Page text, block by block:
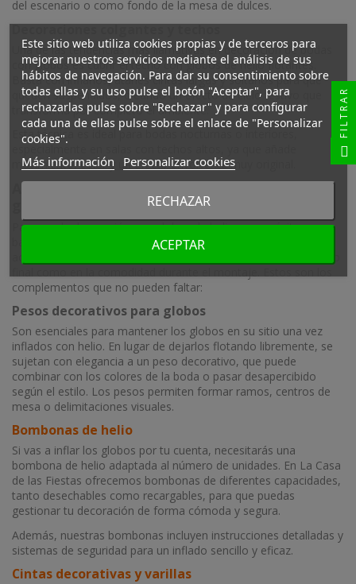
del escenario o como fondo de la mesa de dulces.
Decoraciones colgantes y techos
Una de las tendencias más llamativas en decoración de bodas
con globos es cubrir el techo con globos de helio flotantes.
Basta con inflarlos, atarles cintas largas y soltarlos para que
queden suspendidos, creando un efecto de cielo festivo que
transforma por completo el ambiente.
Esta técnica es ideal para bodas nocturnas o interiores,
movimiento, color y un efecto envolvente muy original.
Accesorios imprescindibles para decorar con
globos de helio en bodas
Para que la decoración con globos de helio sea un éxito, no
basta con elegir los modelos adecuados. Contar con los
complementos que no pueden faltar:
Pesos decorativos para globos
Son esenciales para mantener los globos en su sitio una vez
inflados con helio. En lugar de dejarlos flotando libremente, se
sujetan con elegancia a un peso decorativo, que puede
combinar con los colores de la boda o pasar desapercibido
según el estilo. Los pesos permiten formar ramos, centros de
mesa o delimitaciones visuales.
Bombonas de helio
Si vas a inflar los globos por tu cuenta, necesitarás una
bombona de helio adaptada al número de unidades. En La Casa
de las Fiestas ofrecemos bombonas de diferentes capacidades,
tanto desechables como recargables, para que puedas
gestionar tu decoración de forma cómoda y segura.
Además, nuestras bombonas incluyen instrucciones detalladas y
sistemas de seguridad para un inflado sencillo y eficaz.
Cintas decorativas y varillas
Este sitio web utiliza cookies propias y de terceros para
mejorar nuestros servicios mediante el análisis de sus
hábitos de navegación. Para dar su consentimiento sobre
todas ellas y su uso pulse el botón "Aceptar", para
rechazarlas pulse sobre "Rechazar" y para configurar
cada una de ellas pulse sobre el enlace de "Personalizar
cookies".
Más información Personalizar cookies
RECHAZAR
ACEPTAR
FILTRAR